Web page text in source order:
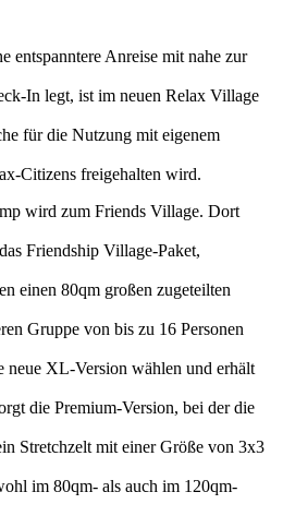
entspanntere Anreise mit nahe zur
In legt, ist im neuen Relax Village
für die Nutzung mit eigenem
Citizens freigehalten wird.
wird zum Friends Village. Dort
Friendship Village-Paket,
einen 80qm großen zugeteilten
Gruppe von bis zu 16 Personen
neue XL-Version wählen und erhält
die Premium-Version, bei der die
Stretchzelt mit einer Größe von 3x3
im 80qm- als auch im 120qm-